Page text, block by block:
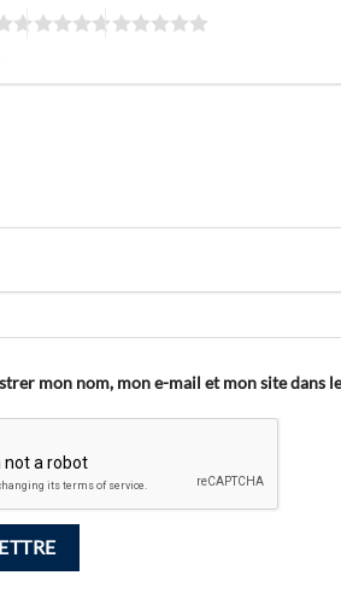
mon nom, mon e-mail et mon site dans